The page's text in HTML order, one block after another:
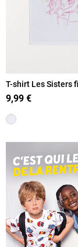
T-shirt Les Sisters
9,99 €